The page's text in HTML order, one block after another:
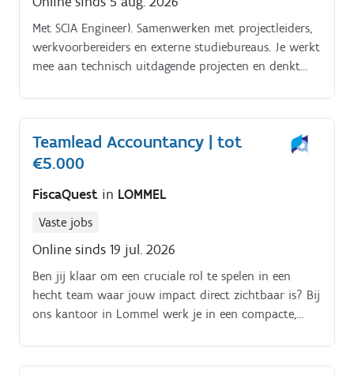
Met SCIA Engineer). Samenwerken met projectleiders,
werkvoorbereiders en externe studiebureaus. Je werkt
mee aan technisch uitdagende projecten en denkt
en dimensioneren van staal en betonstructuren.
Teamlead Accountancy | tot
€5.000
FiscaQuest in LOMMEL
Vaste jobs
Online sinds 19 jul. 2026
Ben jij klaar om een cruciale rol te spelen in een
hecht team waar jouw impact direct zichtbaar is? Bij
ons kantoor in Lommel werk je in een compacte,